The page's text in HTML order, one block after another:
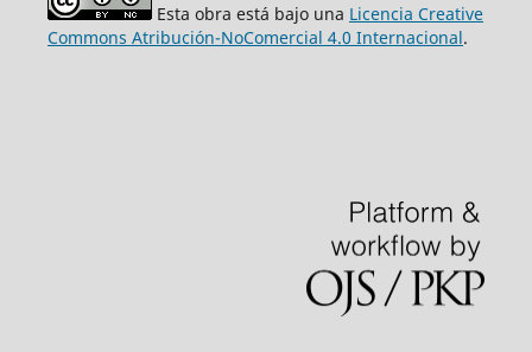
Esta obra está bajo una Licencia Creative
Commons Atribución-NoComercial 4.0 Internacional.